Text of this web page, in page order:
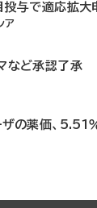
与で適応拡大
ア
など承認了承
ザの薬価、5.51